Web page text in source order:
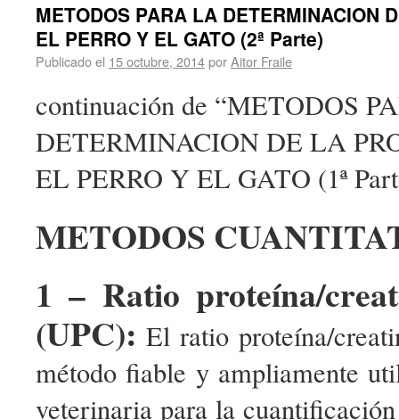
METODOS PARA LA DETERMINACION
EL PERRO Y EL GATO (2ª Parte)
Publicado el 15 octubre, 2014porAitor Fraile
continuación de “METODOS
DETERMINACION DE LA
EL PERRO Y EL GATO (1ª
METODOS
1 – Ratio proteína/
(UPC): El ratio proteína/
método fiable y ampliamente
veterinaria para la